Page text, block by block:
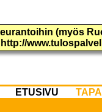
(myös
ETUSIVU